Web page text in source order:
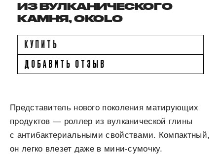
ИЗ ВУЛКАНИЧЕСКОГО
КАМНЯ, OKOLO
КУПИТЬ
ДОБАВИТЬ ОТЗЫВ
Представитель нового поколения матирующих
продуктов — роллер из вулканической глины
с антибактериальными свойствами. Компактный,
он легко влезет даже в мини-сумочку.